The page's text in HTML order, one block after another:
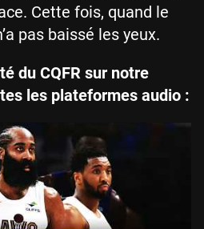
Cette fois, quand le
pas baissé les yeux.
du CQFR sur notre
les plateformes audio :